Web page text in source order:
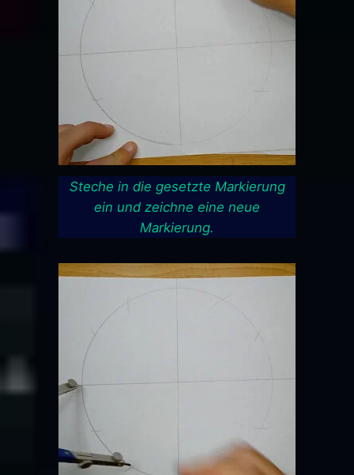
Steche in die gesetzte Markierung
ein und zeichne eine neue
Markierung.